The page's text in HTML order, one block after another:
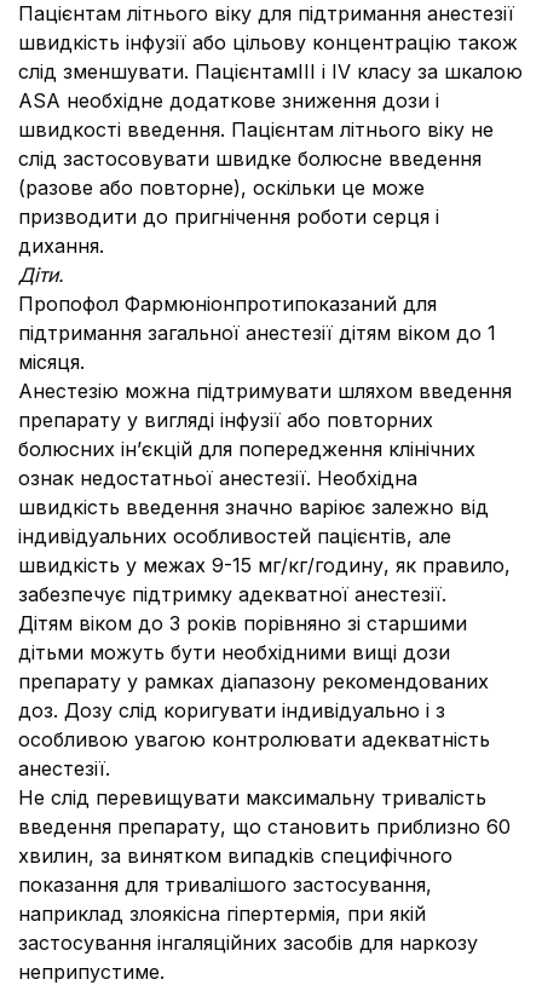
Пацієнтам літнього віку для підтримання анестезії
швидкість інфузії або цільову концентрацію також
слід зменшувати. ПацієнтамIII і IV класу за шкалою
ASA необхідне додаткове зниження дози і
швидкості введення. Пацієнтам літнього віку не
слід застосовувати швидке болюсне введення
(разове або повторне), оскільки це може
призводити до пригнічення роботи серця і
дихання.
Діти.
Пропофол Фармюніонпротипоказаний для
підтримання загальної анестезії дітям віком до 1
місяця.
Анестезію можна підтримувати шляхом введення
препарату у вигляді інфузії або повторних
болюсних ін’єкцій для попередження клінічних
ознак недостатньої анестезії. Необхідна
швидкість введення значно варіює залежно від
індивідуальних особливостей пацієнтів, але
швидкість у межах 9-15 мг/кг/годину, як правило,
забезпечує підтримку адекватної анестезії.
Дітям віком до 3 років порівняно зі старшими
дітьми можуть бути необхідними вищі дози
препарату у рамках діапазону рекомендованих
доз. Дозу слід коригувати індивідуально і з
особливою увагою контролювати адекватність
анестезії.
Не слід перевищувати максимальну тривалість
введення препарату, що становить приблизно 60
хвилин, за винятком випадків специфічного
показання для тривалішого застосування,
наприклад злоякісна гіпертермія, при якій
застосування інгаляційних засобів для наркозу
неприпустиме.